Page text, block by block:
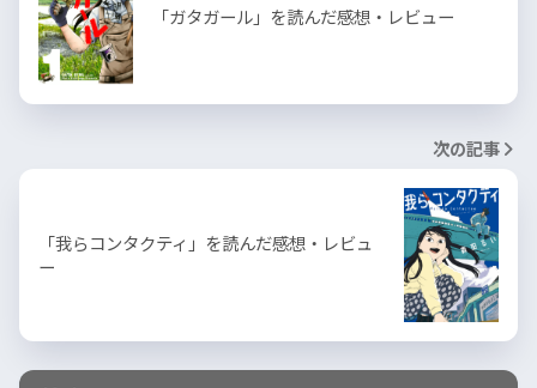
「ガタガール」を読んだ感想・レビュー
次の記事
「我らコンタクティ」を読んだ感想・レビュ
ー